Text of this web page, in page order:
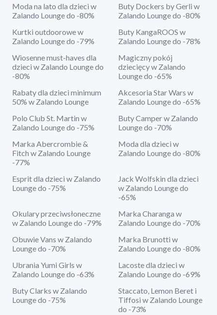
Moda na lato dla dzieci w
Zalando Lounge do -80%
Buty Dockers by Gerli w
Zalando Lounge do -80%
Kurtki outdoorowe w
Zalando Lounge do -79%
Buty KangaROOS w
Zalando Lounge do -78%
Wiosenne must-haves dla
dzieci w Zalando Lounge do
-80%
Magiczny pokój
dziecięcy w Zalando
Lounge do -65%
Rabaty dla dzieci minimum
50% w Zalando Lounge
Akcesoria Star Wars w
Zalando Lounge do -65%
Polo Club St. Martin w
Zalando Lounge do -75%
Buty Camper w Zalando
Lounge do -70%
Marka Abercrombie &
Fitch w Zalando Lounge
-77%
Moda dla dzieci w
Zalando Lounge do -80%
Esprit dla dzieci w Zalando
Lounge do -75%
Jack Wolfskin dla dzieci
w Zalando Lounge do
-65%
Okulary przeciwsłoneczne
w Zalando Lounge do -79%
Marka Charanga w
Zalando Lounge do -70%
Obuwie Vans w Zalando
Lounge do -70%
Marka Brunotti w
Zalando Lounge do -80%
Ubrania Yumi Girls w
Zalando Lounge do -63%
Lacoste dla dzieci w
Zalando Lounge do -69%
Buty Clarks w Zalando
Lounge do -75%
Staccato, Lemon Beret i
Tiffosi w Zalando Lounge
do -73%